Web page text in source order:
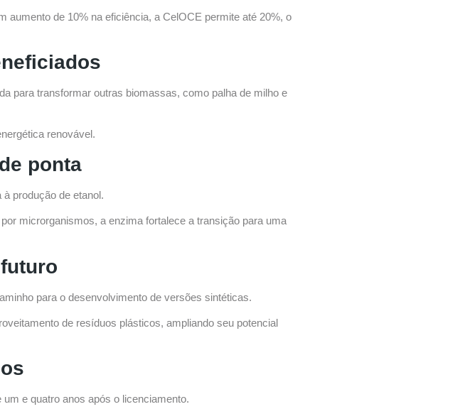
aumento de 10% na eficiência, a CelOCE permite até 20%, o
para transformar outras biomassas, como palha de milho e
renovável.
ponta
produção de etanol.
microrganismos, a enzima fortalece a transição para uma
para o desenvolvimento de versões sintéticas.
de resíduos plásticos, ampliando seu potencial
e quatro anos após o licenciamento.